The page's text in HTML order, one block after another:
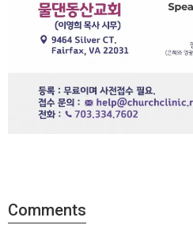
Comments